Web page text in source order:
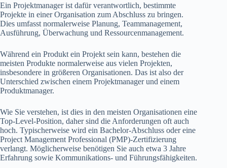
Ein Projektmanager ist dafür verantwortlich, bestimmte
Projekte in einer Organisation zum Abschluss zu bringen.
Dies umfasst normalerweise Planung, Teammanagement,
Ausführung, Überwachung und Ressourcenmanagement.
Während ein Produkt ein Projekt sein kann, bestehen die
meisten Produkte normalerweise aus vielen Projekten,
insbesondere in größeren Organisationen. Das ist also der
Unterschied zwischen einem Projektmanager und einem
Produktmanager.
Wie Sie verstehen, ist dies in den meisten Organisationen eine
Top-Level-Position, daher sind die Anforderungen oft auch
hoch. Typischerweise wird ein Bachelor-Abschluss oder eine
Project Management Professional (PMP)-Zertifizierung
verlangt. Möglicherweise benötigen Sie auch etwa 3 Jahre
Erfahrung sowie Kommunikations- und Führungsfähigkeiten.